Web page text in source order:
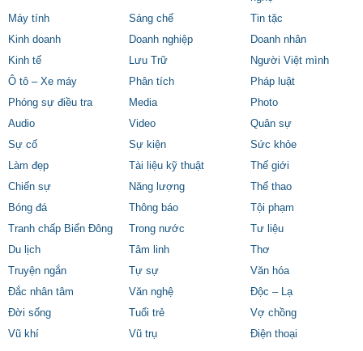
Máy tính
Sáng chế
Tin tặc
Kinh doanh
Doanh nghiệp
Doanh nhân
Kinh tế
Lưu Trữ
Người Việt mình
Ô tô – Xe máy
Phân tích
Pháp luật
Phóng sự điều tra
Media
Photo
Audio
Video
Quân sự
Sự cố
Sự kiện
Sức khỏe
Làm đẹp
Tài liệu kỹ thuật
Thế giới
Chiến sự
Năng lượng
Thể thao
Bóng đá
Thông báo
Tội phạm
Tranh chấp Biển Đông
Trong nước
Tư liệu
Du lịch
Tâm linh
Thơ
Truyện ngắn
Tự sự
Văn hóa
Đắc nhân tâm
Văn nghệ
Độc – Lạ
Đời sống
Tuổi trẻ
Vợ chồng
Vũ khí
Vũ trụ Điện thoại